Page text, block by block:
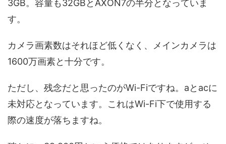
3GB。容量も32GBとAXON7の半分となっていま
す。
カメラ画素数はそれほど低くなく、メインカメラは
1600万画素と十分です。
ただし、残念だと思ったのがWi-Fiですね。aとacに
未対応となっています。これはWi-Fi下で使用する
際の速度が落ちますね。